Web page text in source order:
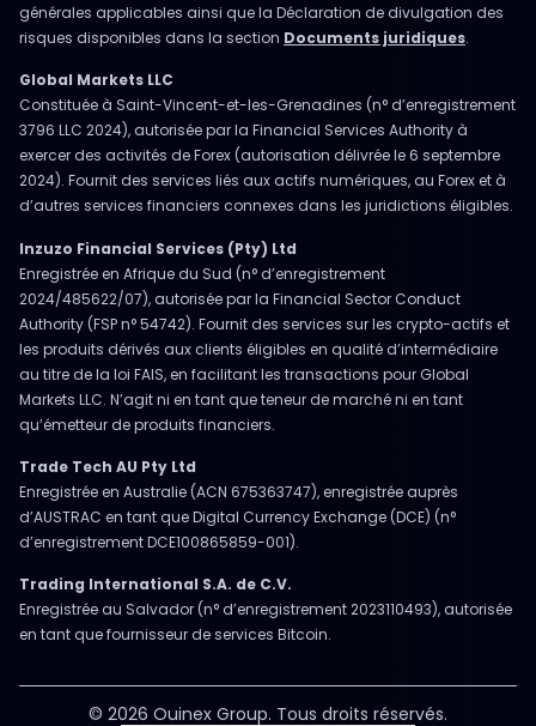
générales applicables ainsi que la Déclaration de divulgation des
risques disponibles dans la section Documents juridiques.
Global Markets LLC
Constituée à Saint-Vincent-et-les-Grenadines (n° d’enregistrement
3796 LLC 2024), autorisée par la Financial Services Authority à
exercer des activités de Forex (autorisation délivrée le 6 septembre
2024). Fournit des services liés aux actifs numériques, au Forex et à
d’autres services financiers connexes dans les juridictions éligibles.
Inzuzo Financial Services (Pty) Ltd
Enregistrée en Afrique du Sud (n° d’enregistrement
2024/485622/07), autorisée par la Financial Sector Conduct
Authority (FSP n° 54742). Fournit des services sur les crypto-actifs et
les produits dérivés aux clients éligibles en qualité d’intermédiaire
au titre de la loi FAIS, en facilitant les transactions pour Global
Markets LLC. N’agit ni en tant que teneur de marché ni en tant
qu’émetteur de produits financiers.
Trade Tech AU Pty Ltd
Enregistrée en Australie (ACN 675363747), enregistrée auprès
d’AUSTRAC en tant que Digital Currency Exchange (DCE) (n°
d’enregistrement DCE100865859-001).
Trading International S.A. de C.V.
Enregistrée au Salvador (n° d’enregistrement 2023110493), autorisée
en tant que fournisseur de services Bitcoin.
© 2026 Ouinex Group. Tous droits réservés.